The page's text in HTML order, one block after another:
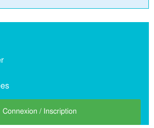
Connexion / Inscription